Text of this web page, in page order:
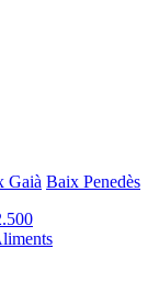
Gaià Baix Penedès